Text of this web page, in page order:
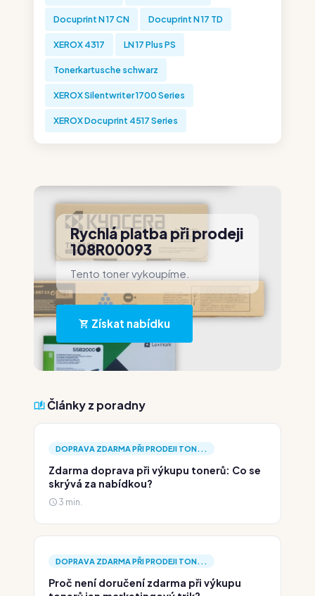
Docuprint N 17 CN Docuprint N 17 TD
XEROX 4317 LN 17 Plus PS
Tonerkartusche schwarz
XEROX Silentwriter 1700 Series
XEROX Docuprint 4517 Series
Rychlá platba při prodeji
108R00093
Tento toner vykoupíme.
Získat nabídku
Články z poradny
DOPRAVA ZDARMA PŘI PRODEJI TON...
Zdarma doprava při výkupu tonerů: Co se
skrývá za nabídkou?
3 min.
DOPRAVA ZDARMA PŘI PRODEJI TON...
Proč není doručení zdarma při výkupu